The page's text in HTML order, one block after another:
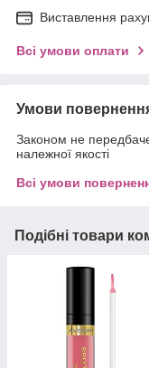
Виставлення
Всі умови оплати
Умови
Законом не
належної якості
Всі умови
Подібні товари